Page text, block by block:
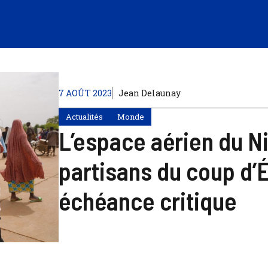
7 AOÛT 2023 Jean Delaunay
Actualités Monde
L’espace aérien du
partisans du coup
échéance critique